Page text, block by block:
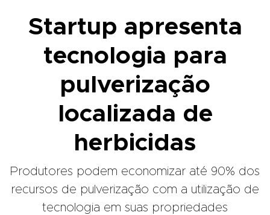
Startup apresenta
tecnologia para
pulverização
localizada de
herbicidas
Produtores podem economizar até 90% dos
recursos de pulverização com a utilização de
tecnologia em suas propriedades